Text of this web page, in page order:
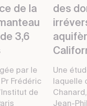
de la
3,6
par le
Frédéric
de
des
Une
laquelle
Jean-